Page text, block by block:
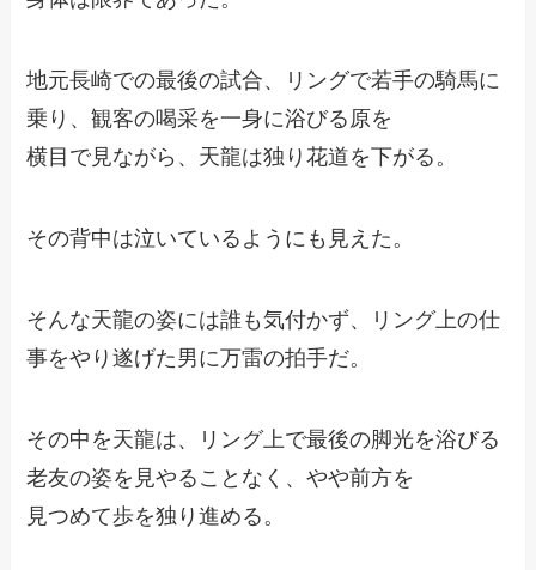
地元長崎での最後の試合、リングで若手の騎馬に
乗り、観客の喝采を一身に浴びる原を
横目で見ながら、天龍は独り花道を下がる。
その背中は泣いているようにも見えた。
そんな天龍の姿には誰も気付かず、リング上の仕
事をやり遂げた男に万雷の拍手だ。
その中を天龍は、リング上で最後の脚光を浴びる
老友の姿を見やることなく、やや前方を
見つめて歩を独り進める。